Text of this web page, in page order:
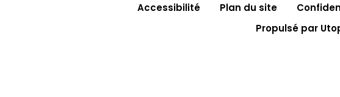
Accessibilité Plan du site
Propulsé par